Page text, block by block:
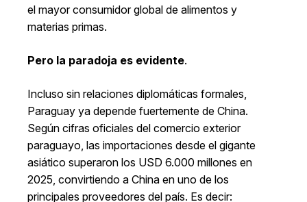
el mayor consumidor global de alimentos y
materias primas.
Pero la paradoja es evidente.
Incluso sin relaciones diplomáticas formales,
Paraguay ya depende fuertemente de China.
Según cifras oficiales del comercio exterior
paraguayo, las importaciones desde el gigante
asiático superaron los USD 6.000 millones en
2025, convirtiendo a China en uno de los
principales proveedores del país. Es decir: